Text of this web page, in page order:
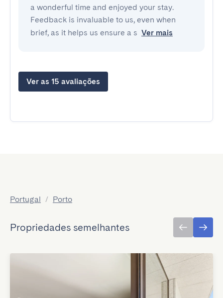
a wonderful time and enjoyed your stay.
Feedback is invaluable to us, even when
brief, as it helps us ensure a s Ver mais
Ver as 15 avaliações
Portugal / Porto
Propriedades semelhantes